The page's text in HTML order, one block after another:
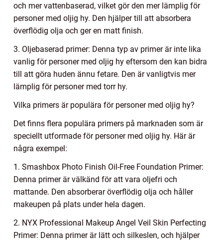
och mer vattenbaserad, vilket gör den mer lämplig för
personer med oljig hy. Den hjälper till att absorbera
överflödig olja och ger en matt finish.
3. Oljebaserad primer: Denna typ av primer är inte lika
vanlig för personer med oljig hy eftersom den kan bidra
till att göra huden ännu fetare. Den är vanligtvis mer
lämplig för personer med torr hy.
Vilka primers är populära för personer med oljig hy?
Det finns flera populära primers på marknaden som är
speciellt utformade för personer med oljig hy. Här är
några exempel:
1. Smashbox Photo Finish Oil-Free Foundation Primer:
Denna primer är välkänd för att vara oljefri och
mattande. Den absorberar överflödig olja och håller
makeupen på plats under hela dagen.
2. NYX Professional Makeup Angel Veil Skin Perfecting
Primer: Denna primer är lätt och silkeslen, och hjälper